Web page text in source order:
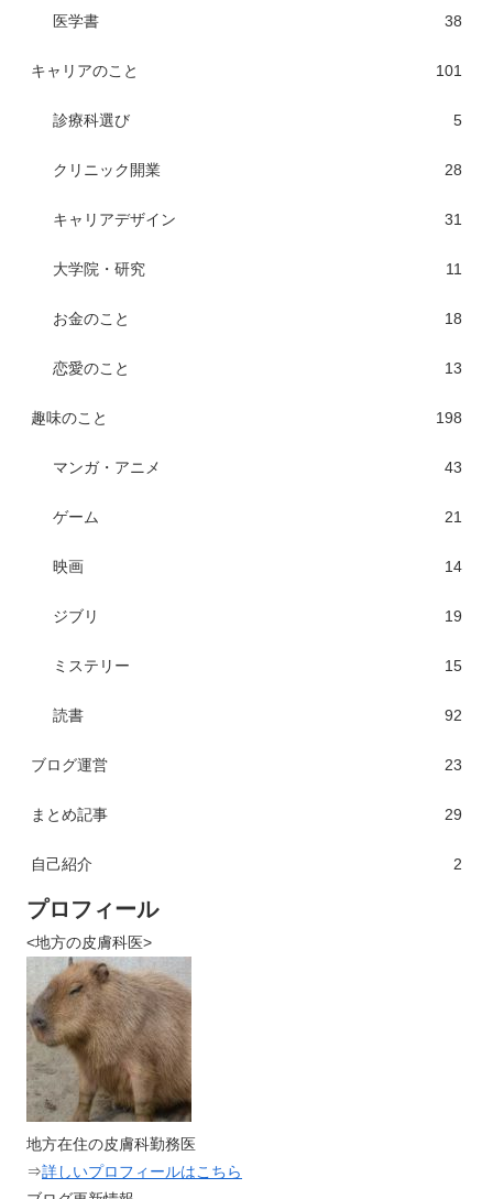
医学書 38
キャリアのこと 101
診療科選び 5
クリニック開業 28
キャリアデザイン 31
大学院・研究 11
お金のこと 18
恋愛のこと 13
趣味のこと 198
マンガ・アニメ 43
ゲーム 21
映画 14
ジブリ 19
ミステリー 15
読書 92
ブログ運営 23
まとめ記事 29
自己紹介 2
プロフィール
<地方の皮膚科医>
地方在住の皮膚科勤務医
⇒詳しいプロフィールはこちら